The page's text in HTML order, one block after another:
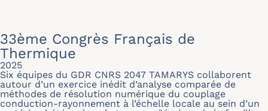
33ème Congrès Français de
Thermique
2025
Six équipes du GDR CNRS 2047 TAMARYS collaborent
autour d’un exercice inédit d’analyse comparée de
méthodes de résolution numérique du couplage
conduction-rayonnement à l’échelle locale au sein d’un